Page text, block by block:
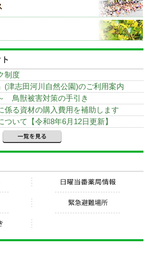
制度
(津志田河川自然公園)のご利用案内
鳥獣被害対策の手引き
係る資材の購入費用を補助します
ついて【令和8年6月12日更新】